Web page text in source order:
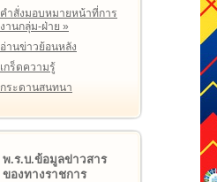
คำสั่งมอบหมายหน้าที่การ
งานกลุ่ม-ฝ่าย »
อ่านข่าวย้อนหลัง
เกร็ดความรู้
กระดานสนทนา
พ.ร.บ.ข้อมูลข่าวสาร
ของทางราชการ